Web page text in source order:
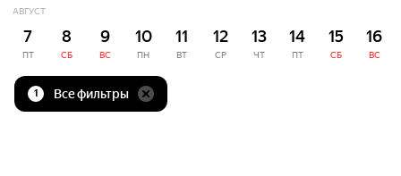
АВГУСТ
7
ПТ
8
СБ
9
ВС
10
ПН
11
ВТ
12
СР
13
ЧТ
14
ПТ
15
СБ
16
ВС
1 Все фильтры